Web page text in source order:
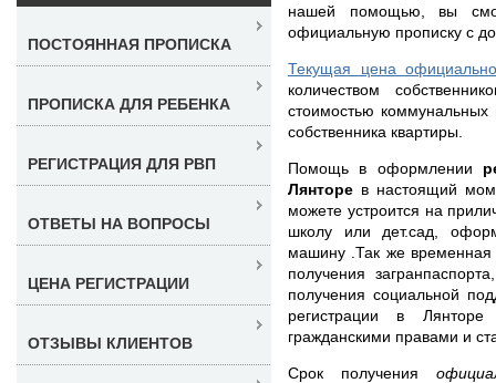
нашей помощью, вы
официальную прописку с
Текущая цена
количеством
стоимостью
собственника квартиры.
Помощь в оформлении
Лянторе в настоящий
можете устроится на
школу или дет.сад,
машину .Так же временная
получения
получения социальной
регистрации в
гражданскими правами и
Срок получения
ПОСТОЯННАЯ ПРОПИСКА
ПРОПИСКА ДЛЯ РЕБЕНКА
РЕГИСТРАЦИЯ ДЛЯ РВП
ОТВЕТЫ НА ВОПРОСЫ
ЦЕНА РЕГИСТРАЦИИ
ОТЗЫВЫ КЛИЕНТОВ